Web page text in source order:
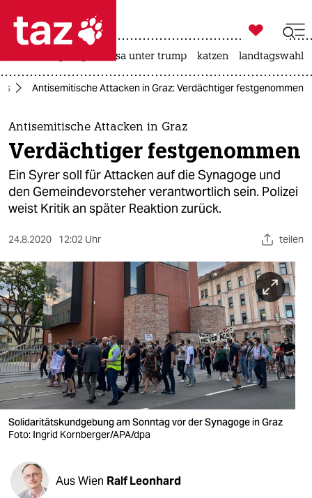
 taz zahl ich
taz zahl ich
themen
politik
öko
sport
berlin
nord
wahrheit
verlag
verlag
veranstaltungen
shop

taz zahl ich
usa unter trump katzen landtagswahl
Antisemitische Attacken in Graz: Verdächtiger festgenommen
Antisemitische Attacken in Graz
Verdächtiger festgenommen
Ein Syrer soll für Attacken auf die Synagoge und
den Gemeindevorsteher verantwortlich sein. Polizei
weist Kritik an später Reaktion zurück.
24.8.2020 12:02 Uhr teilen
Solidaritätskundgebung am Sonntag vor der Synagoge in Graz
Foto: Ingrid Kornberger/APA/dpa
Aus Wien Ralf Leonhard